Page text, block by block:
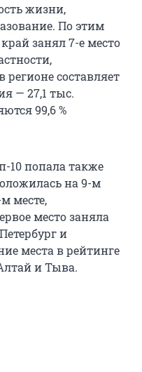
жизни,
По этим
занял 7-е место
составляет
— 27,1 тыс.
99,6 %
10 попала также
на 9-м
месте,
место заняла
и
места в рейтинге
и Тыва.